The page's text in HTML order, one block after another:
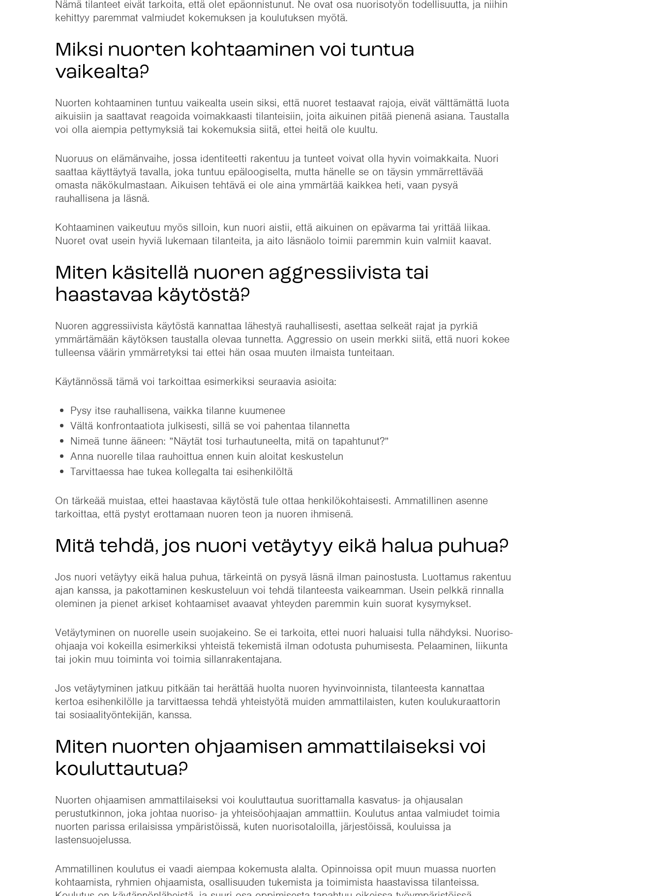
Nämä tilanteet eivät tarkoita, että olet epäonnistunut. Ne ovat osa nuorisotyön todellisuutta, ja niihin
kehittyy paremmat valmiudet kokemuksen ja koulutuksen myötä.
Miksi nuorten kohtaaminen voi tuntua
vaikealta?
Nuorten kohtaaminen tuntuu vaikealta usein siksi, että nuoret testaavat rajoja, eivät välttämättä luota
aikuisiin ja saattavat reagoida voimakkaasti tilanteisiin, joita aikuinen pitää pienenä asiana. Taustalla
voi olla aiempia pettymyksiä tai kokemuksia siitä, ettei heitä ole kuultu.
Nuoruus on elämänvaihe, jossa identiteetti rakentuu ja tunteet voivat olla hyvin voimakkaita. Nuori
saattaa käyttäytyä tavalla, joka tuntuu epäloogiselta, mutta hänelle se on täysin ymmärrettävää
omasta näkökulmastaan. Aikuisen tehtävä ei ole aina ymmärtää kaikkea heti, vaan pysyä
rauhallisena ja läsnä.
Kohtaaminen vaikeutuu myös silloin, kun nuori aistii, että aikuinen on epävarma tai yrittää liikaa.
Nuoret ovat usein hyviä lukemaan tilanteita, ja aito läsnäolo toimii paremmin kuin valmiit kaavat.
Miten käsitellä nuoren aggressiivista tai
haastavaa käytöstä?
Nuoren aggressiivista käytöstä kannattaa lähestyä rauhallisesti, asettaa selkeät rajat ja pyrkiä
ymmärtämään käytöksen taustalla olevaa tunnetta. Aggressio on usein merkki siitä, että nuori kokee
tulleensa väärin ymmärretyksi tai ettei hän osaa muuten ilmaista tunteitaan.
Käytännössä tämä voi tarkoittaa esimerkiksi seuraavia asioita:
Pysy itse rauhallisena, vaikka tilanne kuumenee
Vältä konfrontaatiota julkisesti, sillä se voi pahentaa tilannetta
Nimeä tunne ääneen: ”Näytät tosi turhautuneelta, mitä on tapahtunut?”
Anna nuorelle tilaa rauhoittua ennen kuin aloitat keskustelun
Tarvittaessa hae tukea kollegalta tai esihenkilöltä
On tärkeää muistaa, ettei haastavaa käytöstä tule ottaa henkilökohtaisesti. Ammatillinen asenne
tarkoittaa, että pystyt erottamaan nuoren teon ja nuoren ihmisenä.
Mitä tehdä, jos nuori vetäytyy eikä halua puhua?
Jos nuori vetäytyy eikä halua puhua, tärkeintä on pysyä läsnä ilman painostusta. Luottamus rakentuu
ajan kanssa, ja pakottaminen keskusteluun voi tehdä tilanteesta vaikeamman. Usein pelkkä rinnalla
oleminen ja pienet arkiset kohtaamiset avaavat yhteyden paremmin kuin suorat kysymykset.
Vetäytyminen on nuorelle usein suojakeino. Se ei tarkoita, ettei nuori haluaisi tulla nähdyksi. Nuoriso-
ohjaaja voi kokeilla esimerkiksi yhteistä tekemistä ilman odotusta puhumisesta. Pelaaminen, liikunta
tai jokin muu toiminta voi toimia sillanrakentajana.
Jos vetäytyminen jatkuu pitkään tai herättää huolta nuoren hyvinvoinnista, tilanteesta kannattaa
kertoa esihenkilölle ja tarvittaessa tehdä yhteistyötä muiden ammattilaisten, kuten koulukuraattorin
tai sosiaalityöntekijän, kanssa.
Miten nuorten ohjaamisen ammattilaiseksi voi
kouluttautua?
Nuorten ohjaamisen ammattilaiseksi voi kouluttautua suorittamalla kasvatus- ja ohjausalan
perustutkinnon, joka johtaa nuoriso- ja yhteisöohjaajan ammattiin. Koulutus antaa valmiudet toimia
nuorten parissa erilaisissa ympäristöissä, kuten nuorisotaloilla, järjestöissä, kouluissa ja
lastensuojelussa.
Ammatillinen koulutus ei vaadi aiempaa kokemusta alalta. Opinnoissa opit muun muassa nuorten
kohtaamista, ryhmien ohjaamista, osallisuuden tukemista ja toimimista haastavissa tilanteissa.